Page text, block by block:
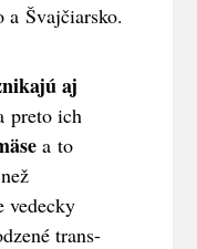
a Švajčiarsko.
aj
preto ich
a to
vedecky
trans-